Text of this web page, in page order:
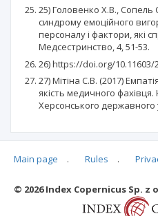
25) Головенко Х.В., Сопель
синдрому емоційного
персоналу і фактори, які
Медсестринство, 4, 51-53.
26) https://doi.org/10.11603/
27) Мітіна С.В. (2017)
якість медичного
Херсонського державного
Articles quoting
Main page . Rules .
© 2026 Index Copernicus Sp. z